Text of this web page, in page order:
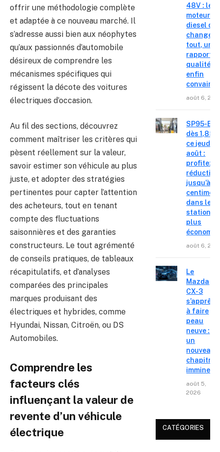
offrir une méthodologie complète
et adaptée à ce nouveau marché. Il
s’adresse aussi bien aux néophytes
qu’aux passionnés d’automobile
désireux de comprendre les
mécanismes spécifiques qui
régissent la décote des voitures
électriques d’occasion.
Au fil des sections, découvrez
comment maîtriser les critères qui
pèsent réellement sur la valeur,
savoir estimer son véhicule au plus
juste, et adopter des stratégies
pertinentes pour capter l’attention
des acheteurs, tout en tenant
compte des fluctuations
saisonnières et des garanties
constructeurs. Le tout agrémenté
de conseils pratiques, de tableaux
récapitulatifs, et d’analyses
comparées des principales
marques produisant des
électriques et hybrides, comme
Hyundai, Nissan, Citroën, ou DS
Automobiles.
Comprendre les
facteurs clés
influençant la valeur de
revente d’un véhicule
électrique
48V : le
moteur
diesel qui
change
tout, un
rapport
qualité-
enfin
août 6,
SP95-E10
dès 1,85
ce jeudi 6
août :
profitez
jusqu’à 15
centimes
dans les
stations
plus
août 6,
Le
Mazda
CX-3
s’apprête
à faire
peau
neuve :
un
nouveau
chapitre
imminent
août 5,
2026
CATÉGORIES